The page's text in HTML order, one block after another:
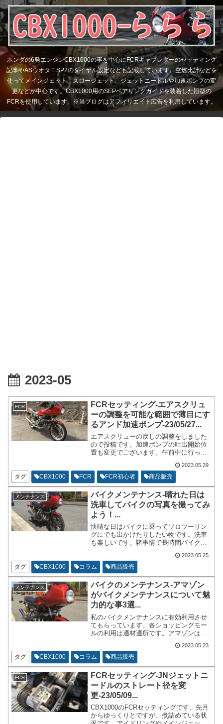
ホンダの6発エンジンCBX1000の事を中心にFCRキャブレターのセッティング
記事やASウオタニSP2のダイヤル設定なども記載しています。空燃比計などを
使ってメインジェット、スロージェット、ジェットニードルや加速ポンプの変
更などが中心です。CBX1000用のSEPベアリングガイドを装着した旧型の
FCRを使用しています。※当ブログはアフィリエイト広告を利用しています。
2023-05
FCR
FCRセッティング-エアスクリュ
ーの調整を可能な範囲で薄目にす
るアンド加速ポンプ-23/05/27...
エアスクリューの戻しの調整をしました
ので投稿です。加速ポンプの吐出開始位
置も変更でございます。午前中に行って
が上がってくるので、夏に向けてジェッ
ト自体は薄目に振っていくことになりま
す。
2023.05.29
タグ CBX1000 FCR FCR初心者 商品販売
メンテナンス
バイクメンテナンス-晴れた日は
洗車してバイクの写真を撮ってみ
よう！...
快晴な日はバイクに乗ってソロツーリン
グにでも出かけたりしたい物です。洗車
も楽しいです。諸事情で長時間バイクに
影などはいかがでしょうか？先日、洗車
からの自宅前での撮影というコースで休
日を終わらせました。というわけで洗車
ネタと写真撮影ネタでございます。
2023.05.25
タグ CBX1000 コラム 商品販売
メンテナンス
バイクのメンテナンス-アマゾン
がバイクメンテナンスについて魅
力的な事3選...
私のバイクメンテナンスに有効利用させ
てもらっています。各ショッピングモー
ルの利用は適材適所です。アマゾンはヤ
ト還元などが少々弱いのですが、それを
差し引いても役に立つと思えるポイント
をまとめました。
2023.05.23
タグ CBX1000 コラム 商品販売
FCR
FCRセッティング-JNジェットニ
ードルのストレート径を変
更-23/05/09...
CBX1000のFCRセッティングです。先月
からゆっくりとですが、煮詰めている状